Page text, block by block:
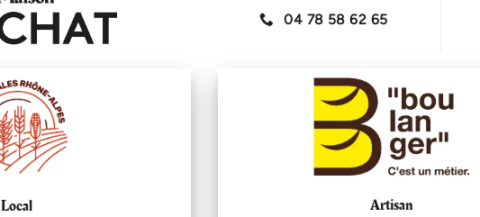
04 78 58 62 65
Local Artisan